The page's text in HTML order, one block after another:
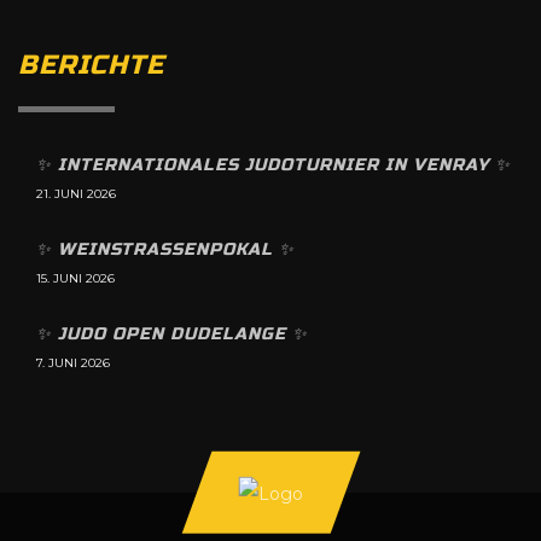
BERICHTE
✨️ INTERNATIONALES JUDOTURNIER IN VENRAY ✨️
21. JUNI 2026
✨️ WEINSTRASSENPOKAL ✨️
15. JUNI 2026
✨️ JUDO OPEN DUDELANGE ✨️
7. JUNI 2026